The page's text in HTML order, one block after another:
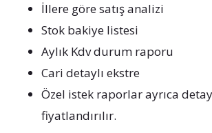
İllere göre satış analizi
Stok bakiye listesi
Aylık Kdv durum raporu
Cari detaylı ekstre
Özel istek raporlar ayrıca
fiyatlandırılır.